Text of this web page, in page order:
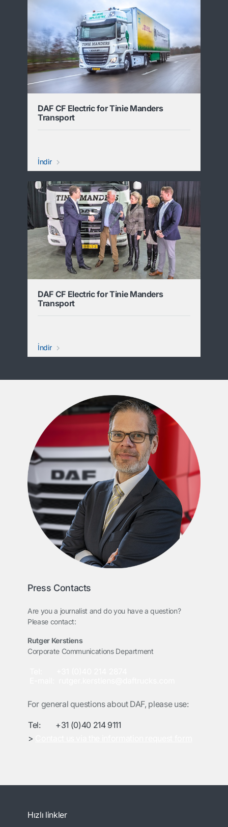
DAF CF Electric for Tinie Manders
Transport
İndir
DAF CF Electric for Tinie Manders
Transport
İndir
Press Contacts
Are you a journalist and do you have a question?
Please contact:
Rutger Kerstiens
Corporate Communications Department
For general questions about DAF, please use:
Tel:
+31 (0)40 214 9111
>
Hızlı linkler